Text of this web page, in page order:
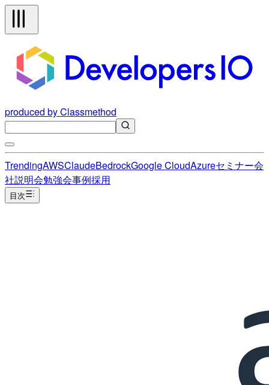
produced by Classmethod
TrendingAWSClaudeBedrockGoogle CloudAzureセミナー会
社説明会勉強会事例採用
目次